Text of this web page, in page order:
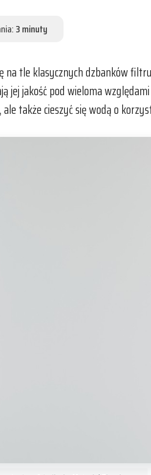
3 minuty
tle klasycznych dzbanków
jakość pod wieloma
także cieszyć się wodą o